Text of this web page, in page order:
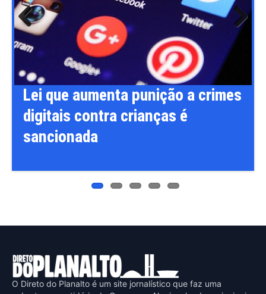
Lei que aumenta punição a crimes
digitais contra crianças é
sancionada
Previ
ous
Next
O Direto do Planalto é um site jornalístico que faz uma